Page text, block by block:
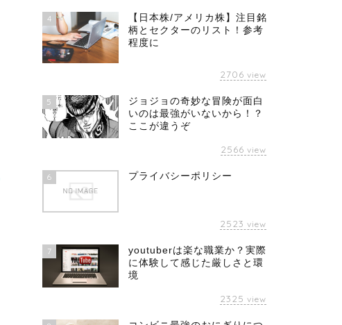
4
【日本株/アメリカ株】注目銘
柄とセクターのリスト！参考
程度に
2706 view
5
ジョジョの奇妙な冒険が面白
いのは最強がいないから！？
ここが違うぞ
2566 view
6 プライバシーポリシー
2523 view
7
youtuberは楽な職業か？実際
に体験して感じた厳しさと環
境
2325 view